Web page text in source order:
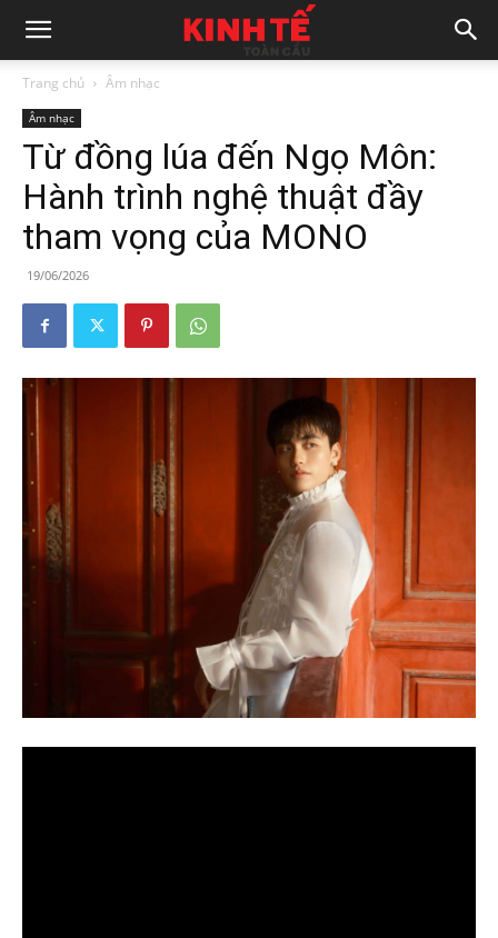
Trang chủ Âm nhạc
Âm nhạc
Từ đồng lúa đến Ngọ Môn:
Hành trình nghệ thuật đầy
tham vọng của MONO
19/06/2026